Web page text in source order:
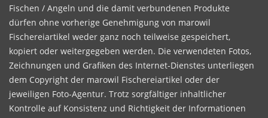
Fischen / Angeln und die damit verbundenen Produkte
dürfen ohne vorherige Genehmigung von marowil
Fischereiartikel weder ganz noch teilweise gespeichert,
kopiert oder weitergegeben werden. Die verwendeten Fotos,
Zeichnungen und Grafiken des Internet-Dienstes unterliegen
dem Copyright der marowil Fischereiartikel oder der
jeweiligen Foto-Agentur. Trotz sorgfältiger inhaltlicher
Kontrolle auf Konsistenz und Richtigkeit der Informationen